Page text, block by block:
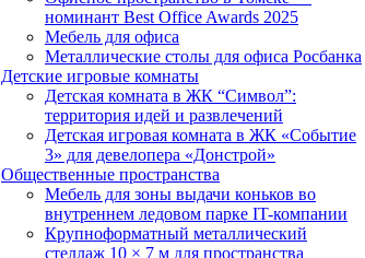
номинант Best Office Awards 2025
Мебель для офиса
Металлические столы для офиса Росбанка
Детские игровые комнаты
Детская комната в ЖК “Символ”:
территория идей и развлечений
Детская игровая комната в ЖК «Событие
3» для девелопера «Донстрой»
Общественные пространства
Мебель для зоны выдачи коньков во
внутреннем ледовом парке IT-компании
Крупноформатный металлический
стеллаж 10 × 7 м для пространства